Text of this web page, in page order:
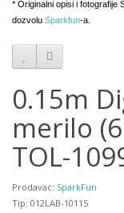
* Originalni opisi i fotografije
dozvolu Sparkfun-a.
0.15m
merilo
TOL-
Prodavac: SparkFun
Tip: 012LAB-10115